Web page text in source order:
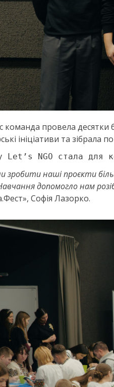
команда провела десятки
ініціативи та зібрала
Let’s NGO стала для
зробити наші проєкти
допомогло нам
Софія Лазорко.